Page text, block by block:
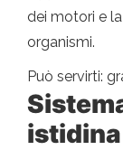
dei motori e
organismi.
Può servirti: